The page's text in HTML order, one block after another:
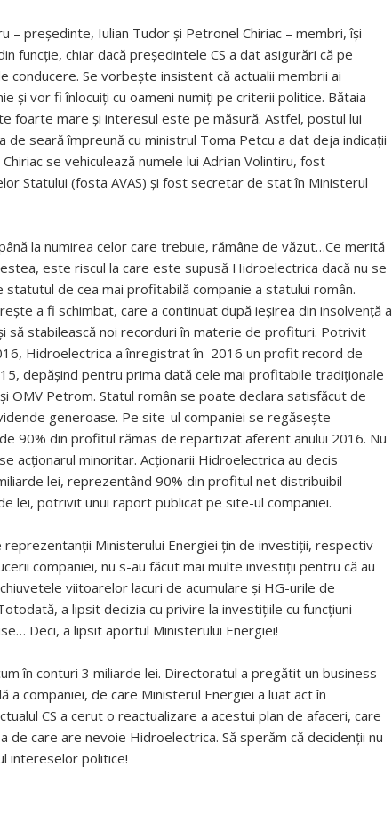
președinte, Iulian Tudor și Petronel Chiriac – membri, își
funcție, chiar dacă președintele CS a dat asigurări că pe
conducere. Se vorbește insistent că actualii membrii ai
și vor fi înlocuiți cu oameni numiți pe criterii politice. Bătaia
foarte mare și interesul este pe măsură. Astfel, postul lui
seară împreună cu ministrul Toma Petcu a dat deja indicații
se vehiculează numele lui Adrian Volintiru, fost
Statului (fosta AVAS) și fost secretar de stat în Ministerul
la numirea celor care trebuie, rămâne de văzut…Ce merită
este riscul la care este supusă Hidroelectrica dacă nu se
de cea mai profitabilă companie a statului român.
a fi schimbat, care a continuat după ieșirea din insolvență a
să stabilească noi recorduri în materie de profituri. Potrivit
Hidroelectrica a înregistrat în 2016 un profit record de
depășind pentru prima dată cele mai profitabile tradiționale
OMV Petrom. Statul român se poate declara satisfăcut de
generoase. Pe site-ul companiei se regăsește
90% din profitul rămas de repartizat aferent anului 2016. Nu
acționarul minoritar. Acţionarii Hidroelectrica au decis
lei, reprezentând 90% din profitul net distribuibil
lei, potrivit unui raport publicat pe site-ul companiei.
Ministerului Energiei țin de investiții, respectiv
companiei, nu s-au făcut mai multe investiții pentru că au
viitoarelor lacuri de acumulare și HG-urile de
a lipsit decizia cu privire la investițiile cu funcțiuni
Deci, a lipsit aportul Ministerului Energiei!
în conturi 3 miliarde lei. Directoratul a pregătit un business
companiei, de care Ministerul Energiei a luat act în
CS a cerut o reactualizare a acestui plan de afaceri, care
care are nevoie Hidroelectrica. Să sperăm că decidenții nu
intereselor politice!